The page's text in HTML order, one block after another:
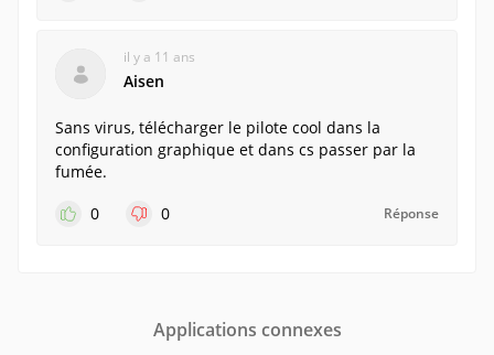
il y a 11 ans
Aisen
Sans virus, télécharger le pilote cool dans la
configuration graphique et dans cs passer par la
fumée.
0
0 Réponse
Applications connexes